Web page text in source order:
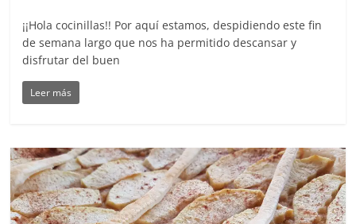
¡¡Hola cocinillas!! Por aquí estamos, despidiendo este fin
de semana largo que nos ha permitido descansar y
disfrutar del buen
Leer más